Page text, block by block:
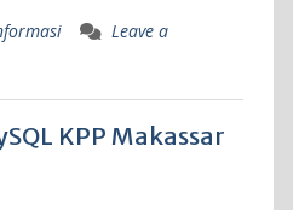
Leave a
KPP Makassar